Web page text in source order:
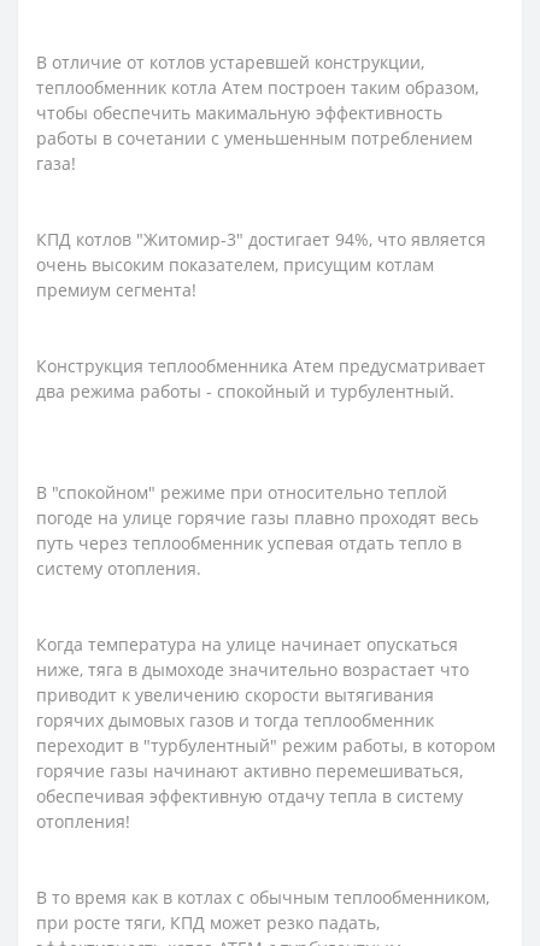
В отличие от котлов устаревшей конструкции,
теплообменник котла Атем построен таким образом,
чтобы обеспечить макимальную эффективность
работы в сочетании с уменьшенным потреблением
газа!
КПД котлов "Житомир-3" достигает 94%, что является
очень высоким показателем, присущим котлам
премиум сегмента!
Конструкция теплообменника Атем предусматривает
два режима работы - спокойный и турбулентный.
В "спокойном" режиме при относительно теплой
погоде на улице горячие газы плавно проходят весь
путь через теплообменник успевая отдать тепло в
систему отопления.
Когда температура на улице начинает опускаться
ниже, тяга в дымоходе значительно возрастает что
приводит к увеличению скорости вытягивания
горячих дымовых газов и тогда теплообменник
переходит в "турбулентный" режим работы, в котором
горячие газы начинают активно перемешиваться,
обеспечивая эффективную отдачу тепла в систему
отопления!
В то время как в котлах с обычным теплообменником,
при росте тяги, КПД может резко падать,